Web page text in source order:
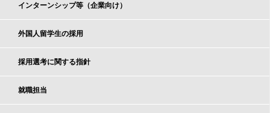
インターンシップ等（企業向け）
外国人留学生の採用
採用選考に関する指針
就職担当